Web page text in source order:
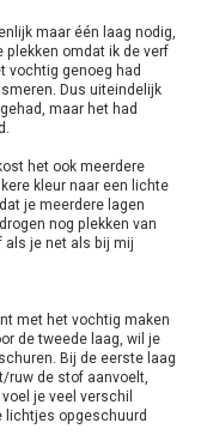
maar één laag nodig,
plekken omdat ik de verf
vochtig genoeg had
Dus uiteindelijk
maar het had
het ook meerdere
kleur naar een lichte
je meerdere lagen
nog plekken van
als je net als bij mij
met het vochtig maken
de tweede laag, wil je
Bij de eerste laag
ruw de stof aanvoelt,
je veel verschil
lichtjes opgeschuurd